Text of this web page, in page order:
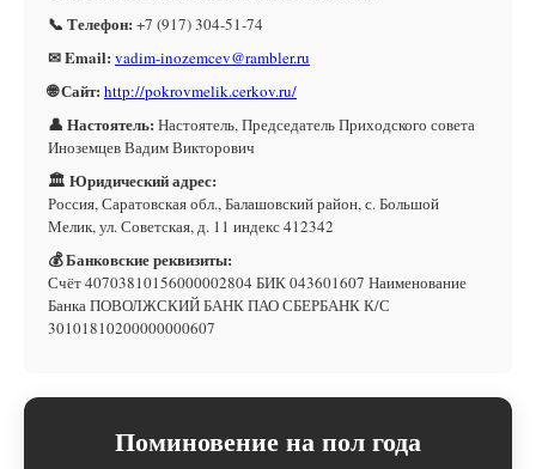
📞 Телефон: +7 (917) 304-51-74
✉ Email: vadim-inozemcev@rambler.ru
🌐 Сайт: http://pokrovmelik.cerkov.ru/
👤 Настоятель: Настоятель, Председатель Приходского совета
Иноземцев Вадим Викторович
🏛 Юридический адрес:
Россия, Саратовская обл., Балашовский район, с. Большой
Мелик, ул. Советская, д. 11 индекс 412342
💰 Банковские реквизиты:
Счёт 40703810156000002804 БИК 043601607 Наименование
Банка ПОВОЛЖСКИЙ БАНК ПАО СБЕРБАНК К/С
30101810200000000607
Поминовение на пол года